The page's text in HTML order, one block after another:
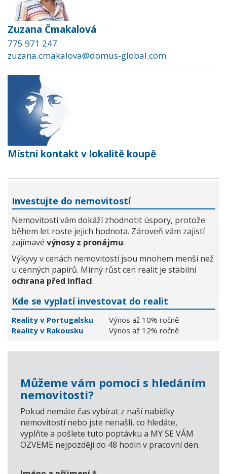
Zuzana Čmakalová
775 971 247
zuzana.cmakalova@domus-global.com
Místní kontakt v lokalitě koupě
Investujte do nemovitostí
Nemovitosti vám dokáží zhodnotit úspory, protože
během let roste jejich hodnota. Zároveň vám zajistí
zajímavé výnosy z pronájmu.
Výkyvy v cenách nemovitostí jsou mnohem menší než
u cenných papírů. Mírný růst cen realit je stabilní
ochrana před inflací.
Kde se vyplatí investovat do realit
Reality v Portugalsku
Výnos až 10% ročně
Reality v Rakousku
Výnos až 12% ročně
Můžeme vám pomoci s hledáním
nemovitosti?
Pokud nemáte čas vybírat z naší nabídky
nemovitostí nebo jste nenašli, co hledáte,
vyplňte a pošlete tuto poptávku a MY SE VÁM
OZVEME nejpozději do 48 hodin v pracovní den.